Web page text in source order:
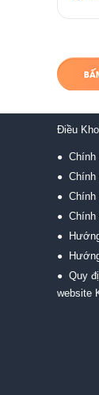
Điều
● Chính
● Chính
● Chính
● Chính
●
●
● Quy
website